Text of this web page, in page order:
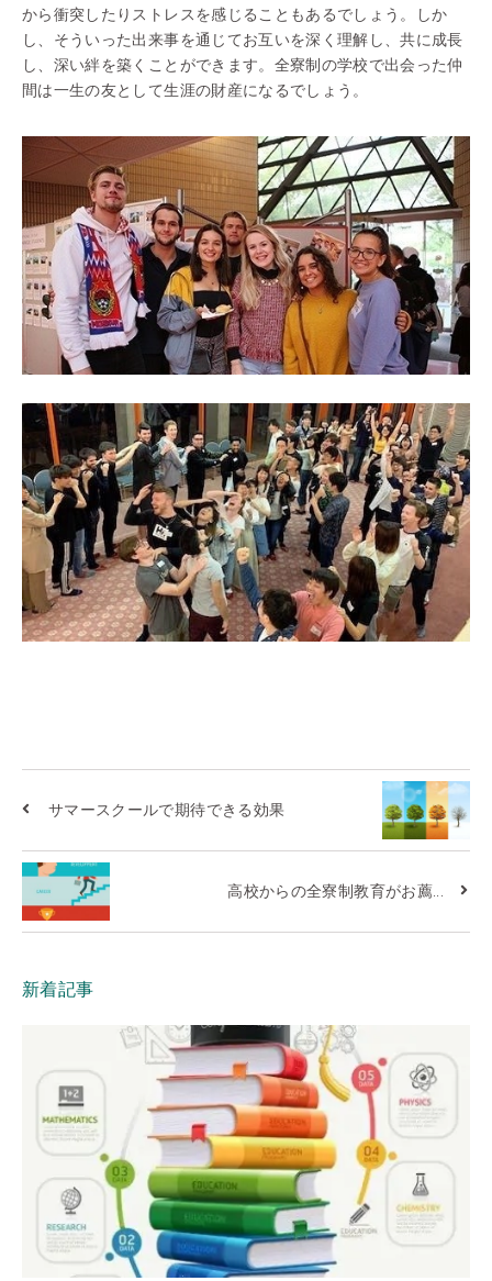
から衝突したりストレスを感じることもあるでしょう。しか
し、そういった出来事を通じてお互いを深く理解し、共に成長
し、深い絆を築くことができます。全寮制の学校で出会った仲
間は一生の友として生涯の財産になるでしょう。
サマースクールで期待できる効果
高校からの全寮制教育がお薦...
新着記事